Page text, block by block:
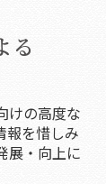
る
けの高度な
報を惜しみ
展・向上に